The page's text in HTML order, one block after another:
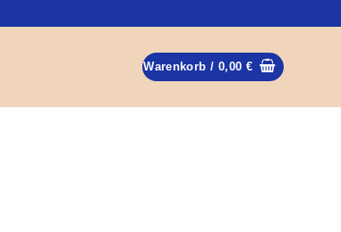
Warenkorb / 0,00 €